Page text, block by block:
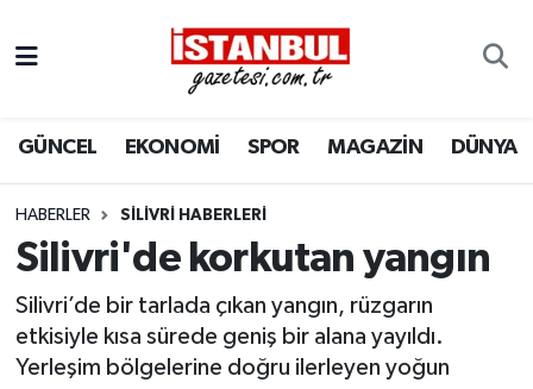
GÜNCEL EKONOMİ SPOR MAGAZİN DÜNYA
HABERLER SILIVRI HABERLERI
Silivri'de korkutan yangın
Silivri’de bir tarlada çıkan yangın, rüzgarın
etkisiyle kısa sürede geniş bir alana yayıldı.
Yerleşim bölgelerine doğru ilerleyen yoğun
EKONOMİ
İSTANBUL
DÜNYA
SPOR
Nöbetçi Eczaneler
Hava Durumu
Trafik Durumu
Süper Lig Puan Durumu ve Fikstür
Tüm Manşetler